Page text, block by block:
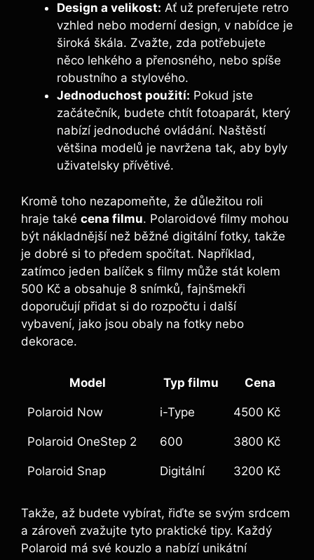
Design a⁤ velikost: ‌Ať už preferujete retro​
vzhled ⁣nebo moderní design, v nabídce‍ je
široká⁢ škála.‌ Zvažte, zda potřebujete
něco lehkého a⁢ přenosného, nebo spíše ​
robustního a stylového.
Jednoduchost použití: ⁤Pokud jste
začátečník, budete chtít fotoaparát, který
‌nabízí jednoduché ovládání. Naštěstí
‍většina modelů je ⁢navržena tak, ‌aby⁤ byly
uživatelsky přívětivé.
Kromě toho nezapomeňte, že důležitou ‌roli
hraje také⁤ cena filmu.⁣ Polaroidové filmy mohou
být‍ nákladnější než běžné⁢ digitální fotky, takže
je dobré⁤ si to předem spočítat. Například,
zatímco ⁤jeden balíček s filmy⁤ může stát ‍kolem
500 Kč a obsahuje 8‌ snímků, fajnšmekři⁢
doporučují přidat si do rozpočtu i‌ další
⁢vybavení, jako jsou obaly​ na ‌fotky nebo
dekorace.
Model Typ filmu Cena
Polaroid Now i-Type 4500 Kč
Polaroid OneStep 2 600 3800 Kč
Polaroid Snap Digitální 3200 Kč
Takže,⁤ až budete⁢ vybírat, řiďte ​se ⁣svým srdcem
‍a‌ zároveň zvažujte tyto praktické tipy. ⁤Každý​
Polaroid má ‌své ‍kouzlo a ‌nabízí unikátní